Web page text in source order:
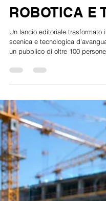
FORMAT CHE
ROBOTICA E
scenica e tecnologica
giovedì 4 giugno 2026 sul palco
di Paderno Grande successo lo
all'Auditorium Tilane per il lancio
Marcello Rossetti. Sul palco
robot, intelligenze artificiali.